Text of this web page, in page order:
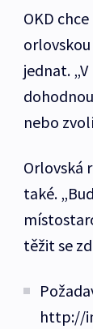
OKD
jednat.
nebo
Orlovská
také.
těžit se
http://